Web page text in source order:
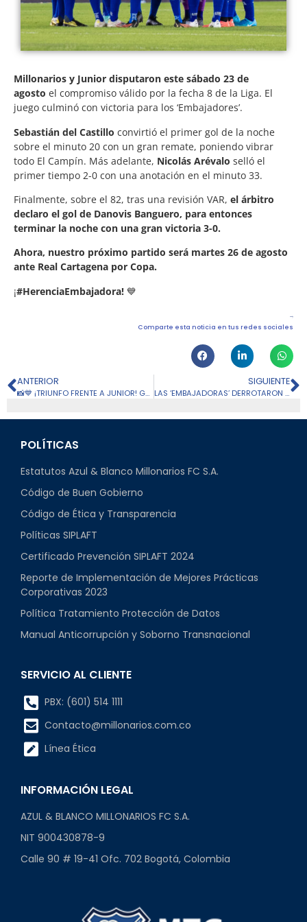
Millonarios y Junior disputaron este sábado 23 de
agosto el compromiso válido por la fecha 8 de la Liga. El
juego culminó con victoria para los ‘Embajadores’.
Sebastián del Castillo convirtió el primer gol de la noche
sobre el minuto 20 con un gran remate, poniendo vibrar
todo El Campín. Más adelante, Nicolás Arévalo selló el
primer tiempo 2-0 con una anotación en el minuto 33.
Finalmente, sobre el 82, tras una revisión VAR, el árbitro
declaro el gol de Danovis Banguero, para entonces
terminar la noche con una gran victoria 3-0.
Ahora, nuestro próximo partido será martes 26 de agosto
ante Real Cartagena por Copa.
¡#HerenciaEmbajadora! 💙
Comparte esta noticia en tus redes sociales
ANTERIOR
📸💙 ¡TRIUNFO FRENTE A JUNIOR! GALERÍA FECHA 8
SIGUIENTE
LAS ‘EMBAJADORAS’ DERROTARON A SANTA FE POR LA FECHA 5
POLÍTICAS
Estatutos Azul & Blanco Millonarios FC S.A.
Código de Buen Gobierno
Código de Ética y Transparencia
Políticas SIPLAFT
Certificado Prevención SIPLAFT 2024
Reporte de Implementación de Mejores Prácticas
Corporativas 2023
Política Tratamiento Protección de Datos
Manual Anticorrupción y Soborno Transnacional
SERVICIO AL CLIENTE
PBX: (601) 514 1111
Contacto@millonarios.com.co
Línea Ética
INFORMACIÓN LEGAL
AZUL & BLANCO MILLONARIOS FC S.A.
NIT 900430878-9
Calle 90 # 19-41 Ofc. 702 Bogotá, Colombia